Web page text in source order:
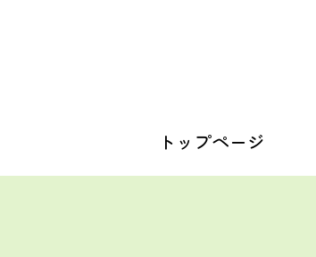
トップページ